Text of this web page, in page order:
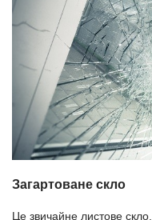
Загартоване скло
Це звичайне листове